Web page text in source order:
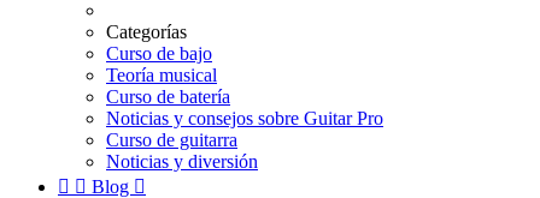
Categorías
Curso de bajo
Teoría musical
Curso de batería
Noticias y consejos sobre Guitar Pro
Curso de guitarra
Noticias y diversión
  Blog 